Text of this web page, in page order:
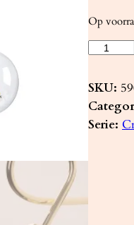
Op
n
d
l
m
SKU:
Serie: